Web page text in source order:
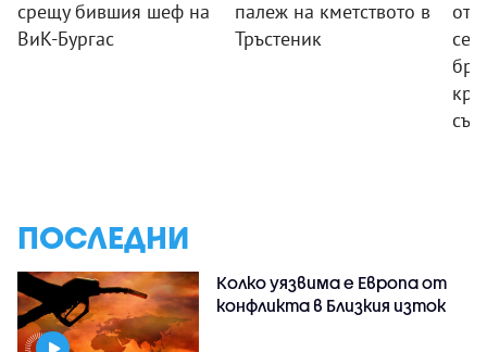
срещу бившия шеф на
ВиК-Бургас
палеж на кметството в
Тръстеник
от
ПОСЛЕДНИ
Колко уязвима е Европа от
конфликта в Близкия изток